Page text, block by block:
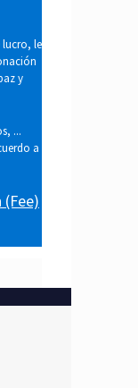
lucro, le
y
...
a